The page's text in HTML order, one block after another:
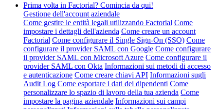
Prima volta in Factorial? Comincia da qui!
Gestione dell'account aziendale
Come gestire le entità legali utilizzando Factorial Come
impostare i dettagli dell'azienda Come creare un account
Factorial Come configurare il Single Sign-On (SSO) Come
configurare il provider SAML con Google Come configurare
il provider SAML con Microsoft Azure Come configurare il
provider SAML con Okta Informazioni sui metodi di accesso
e autenticazione Come creare chiavi API Informazioni sugli
Audit Log Come esportare i dati dei dipendenti Come
personalizzare lo spazio di lavoro della tua azienda Come
impostare la pagina aziendale Informazioni sui campi